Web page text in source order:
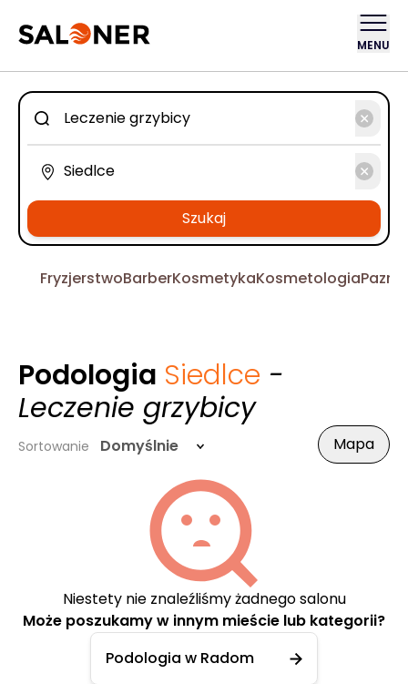
MENU
Szukaj
FryzjerstwoBarberKosmetykaKosmetologia
Podologia Siedlce -
Leczenie grzybicy
Sortowanie Domyślnie Mapa
Niestety nie znaleźliśmy żadnego salonu
Może poszukamy w innym mieście lub kategorii?
Podologia w Radom